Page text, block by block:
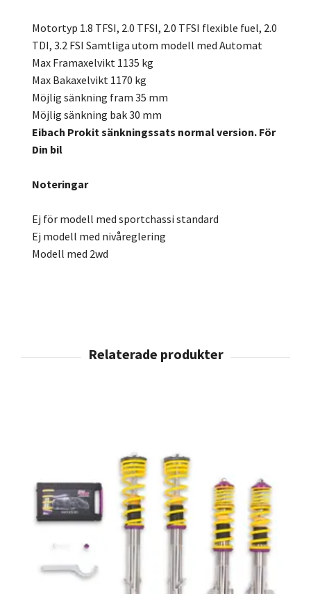
Motortyp 1.8 TFSI, 2.0 TFSI, 2.0 TFSI flexible fuel, 2.0
TDI, 3.2 FSI Samtliga utom modell med Automat
Max Framaxelvikt 1135 kg
Max Bakaxelvikt 1170 kg
Möjlig sänkning fram 35 mm
Möjlig sänkning bak 30 mm
Eibach Prokit sänkningssats normal version. För
Din bil
Noteringar
Ej för modell med sportchassi standard
Ej modell med nivåreglering
Modell med 2wd